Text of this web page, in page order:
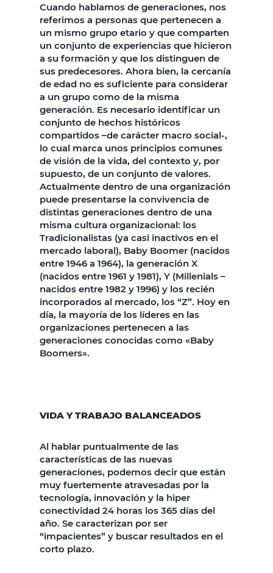
Cuando hablamos de generaciones, nos
referimos a personas que pertenecen a
un mismo grupo etario y que comparten
un conjunto de experiencias que hicieron
a su formación y que los distinguen de
sus predecesores. Ahora bien, la cercanía
de edad no es suficiente para considerar
a un grupo como de la misma
generación. Es necesario identificar un
conjunto de hechos históricos
compartidos –de carácter macro social-,
lo cual marca unos principios comunes
de visión de la vida, del contexto y, por
supuesto, de un conjunto de valores.
Actualmente dentro de una organización
puede presentarse la convivencia de
distintas generaciones dentro de una
misma cultura organizacional: los
Tradicionalistas (ya casi inactivos en el
mercado laboral), Baby Boomer (nacidos
entre 1946 a 1964), la generación X
(nacidos entre 1961 y 1981), Y (Millenials –
nacidos entre 1982 y 1996) y los recién
incorporados al mercado, los “Z”. Hoy en
día, la mayoría de los líderes en las
organizaciones pertenecen a las
generaciones conocidas como «Baby
Boomers».
VIDA Y TRABAJO BALANCEADOS
Al hablar puntualmente de las
características de las nuevas
generaciones, podemos decir que están
muy fuertemente atravesadas por la
tecnología, innovación y la hiper
conectividad 24 horas los 365 días del
año. Se caracterizan por ser
“impacientes” y buscar resultados en el
corto plazo.